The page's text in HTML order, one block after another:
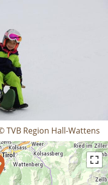
TVB Region Hall-Wattens